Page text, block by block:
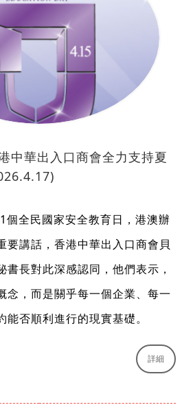
中華出入口商會全力支持夏
個全民國家安全教育日，港澳辦
要講話，香港中華出入口商會貝
書長對此深感認同，他們表示，
念，而是關乎每一個企業、每一
否順利進行的現實基礎。
詳細